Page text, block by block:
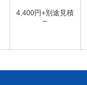
4,400円+別途見積
～